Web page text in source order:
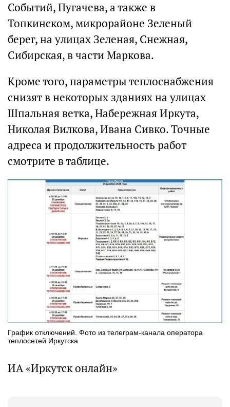
Событий, Пугачева, а также в
Топкинском, микрорайоне Зеленый
берег, на улицах Зеленая, Снежная,
Сибирская, в части Маркова.
Кроме того, параметры теплоснабжения
снизят в некоторых зданиях на улицах
Шпальная ветка, Набережная Иркута,
Николая Вилкова, Ивана Сивко. Точные
адреса и продолжительность работ
смотрите в таблице.
График отключений. Фото из телеграм-канала оператора
теплосетей Иркутска
ИА «Иркутск онлайн»